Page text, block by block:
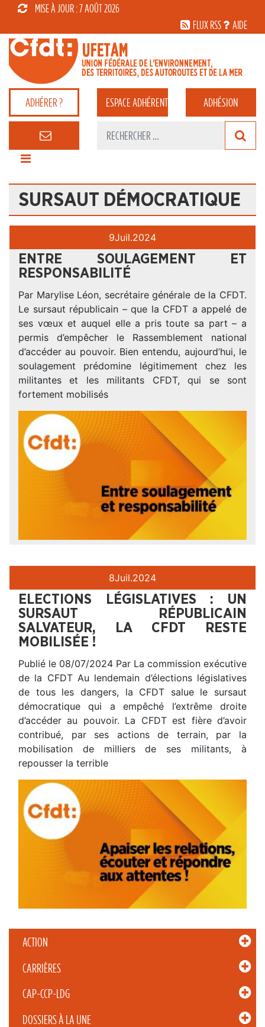
MISE À JOUR : 7 AOÛT 2026
FLUX RSS
AIDE
ADHÉRER ? ESPACEADHÉRENT ADHÉSION
SURSAUT DÉMOCRATIQUE
ACTION
CARRIÈRES
CAP-CCP-LDG
DOSSIERS À LA UNE
9Juil.2024
ENTRE SOULAGEMENT ET
RESPONSABILITÉ
Par Marylise Léon, secrétaire générale de la CFDT.
Le sursaut républicain – que la CFDT a appelé de
ses vœux et auquel elle a pris toute sa part – a
permis d’empêcher le Rassemblement national
d’accéder au pouvoir. Bien entendu, aujourd’hui, le
soulagement prédomine légitimement chez les
militantes et les militants CFDT, qui se sont
fortement mobilisés
8Juil.2024
ELECTIONS LÉGISLATIVES : UN
SURSAUT RÉPUBLICAIN
SALVATEUR, LA CFDT RESTE
MOBILISÉE !
Publié le 08/07/2024 Par La commission exécutive
de la CFDT Au lendemain d’élections législatives
de tous les dangers, la CFDT salue le sursaut
démocratique qui a empêché l’extrême droite
d’accéder au pouvoir. La CFDT est fière d’avoir
contribué, par ses actions de terrain, par la
mobilisation de milliers de ses militants, à
repousser la terrible